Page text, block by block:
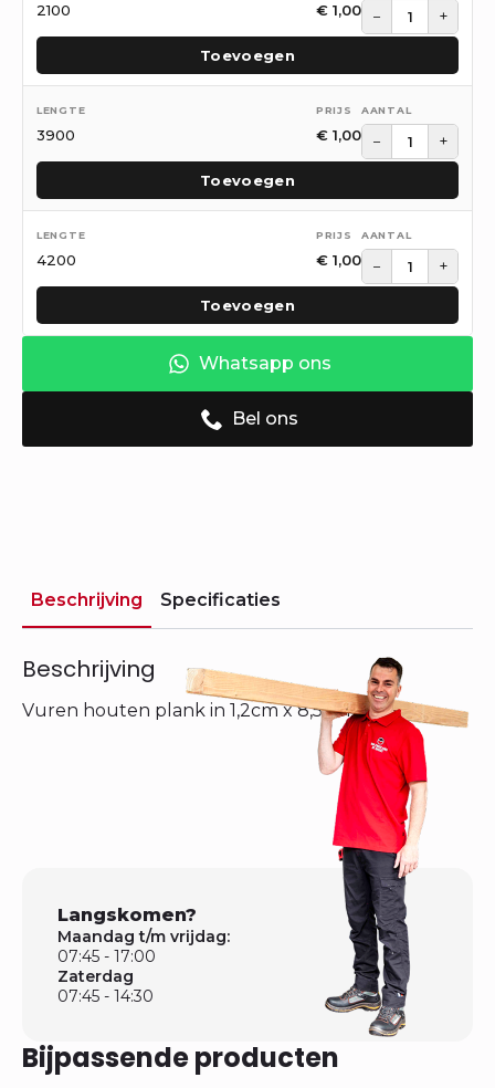
2100 € 1,00 − +
Toevoegen
3900 € 1,00 − +
Toevoegen
4200 € 1,00 − +
Toevoegen
Whatsapp ons
Bel ons
Beschrijving Specificaties
Beschrijving
Vuren houten plank in 1,2cm x 8,5cm
Langskomen?
Maandag t/m vrijdag:
07:45 - 17:00
Zaterdag
07:45 - 14:30
Bijpassende producten